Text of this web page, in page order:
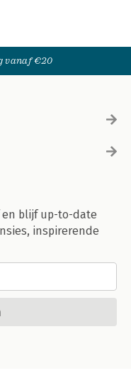
vanaf €20
en blijf up-to-date
inspirerende